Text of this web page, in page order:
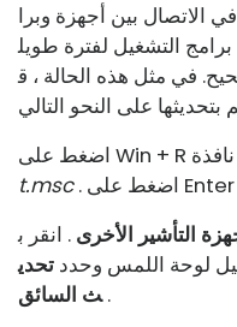
الاتصال بين أجهزة وبرا
التشغيل لفترة طويل
في مثل هذه الحالة ، ق
t.msc
التأشير الأخرى . انقر ب
لوحة اللمس وحدد تحدي
ث السائق.